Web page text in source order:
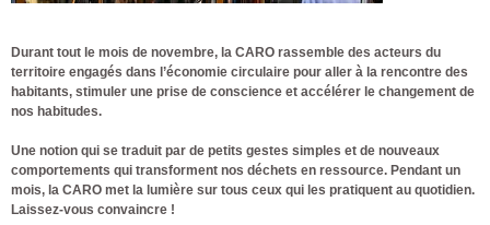
Durant tout le mois de novembre, la CARO rassemble des acteurs du
territoire engagés dans l’économie circulaire pour aller à la rencontre des
habitants, stimuler une prise de conscience et accélérer le changement de
nos habitudes.
Une notion qui se traduit par de petits gestes simples et de nouveaux
comportements qui transforment nos déchets en ressource. Pendant un
mois, la CARO met la lumière sur tous ceux qui les pratiquent au quotidien.
Laissez-vous convaincre !